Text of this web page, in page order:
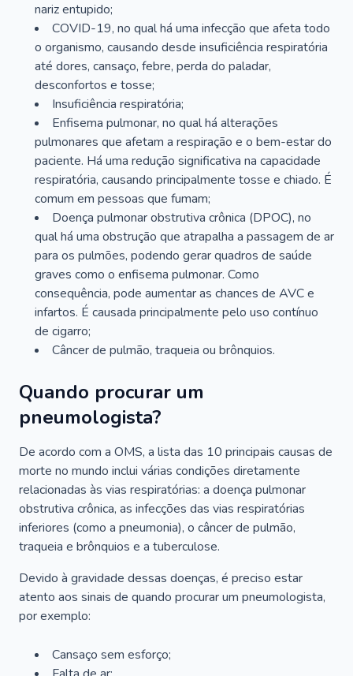
nariz entupido;
COVID-19, no qual há uma infecção que afeta todo
o organismo, causando desde insuficiência respiratória
até dores, cansaço, febre, perda do paladar,
desconfortos e tosse;
Insuficiência respiratória;
Enfisema pulmonar, no qual há alterações
pulmonares que afetam a respiração e o bem-estar do
paciente. Há uma redução significativa na capacidade
respiratória, causando principalmente tosse e chiado. É
comum em pessoas que fumam;
Doença pulmonar obstrutiva crônica (DPOC), no
qual há uma obstrução que atrapalha a passagem de ar
para os pulmões, podendo gerar quadros de saúde
graves como o enfisema pulmonar. Como
consequência, pode aumentar as chances de AVC e
infartos. É causada principalmente pelo uso contínuo
de cigarro;
Câncer de pulmão, traqueia ou brônquios.
Quando procurar um
pneumologista?
De acordo com a OMS, a lista das 10 principais causas de
morte no mundo inclui várias condições diretamente
relacionadas às vias respiratórias: a doença pulmonar
obstrutiva crônica, as infecções das vias respiratórias
inferiores (como a pneumonia), o câncer de pulmão,
traqueia e brônquios e a tuberculose.
Devido à gravidade dessas doenças, é preciso estar
atento aos sinais de quando procurar um pneumologista,
por exemplo:
Cansaço sem esforço;